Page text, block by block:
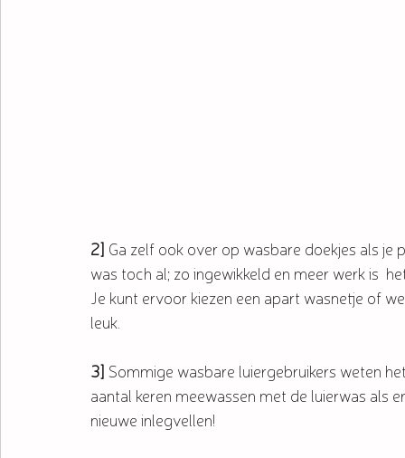
2] Ga zelf ook over op wasbare doekjes als
was toch al; zo ingewikkeld en meer werk is
Je kunt ervoor kiezen een apart wasnetje of
leuk.
3] Sommige wasbare luiergebruikers weten
aantal keren meewassen met de luierwas als
nieuwe inlegvellen!